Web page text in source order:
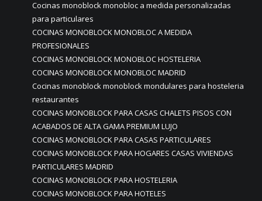
Cocinas monoblock monobloc a medida personalizadas
para particulares
COCINAS MONOBLOCK MONOBLOC A MEDIDA
PROFESIONALES
COCINAS MONOBLOCK MONOBLOC HOSTELERIA
COCINAS MONOBLOCK MONOBLOC MADRID
Cocinas monoblock monoblock mondulares para hosteleria
restaurantes
COCINAS MONOBLOCK PARA CASAS CHALETS PISOS CON
ACABADOS DE ALTA GAMA PREMIUM LUJO
COCINAS MONOBLOCK PARA CASAS PARTICULARES
COCINAS MONOBLOCK PARA HOGARES CASAS VIVIENDAS
PARTICULARES MADRID
COCINAS MONOBLOCK PARA HOSTELERIA
COCINAS MONOBLOCK PARA HOTELES